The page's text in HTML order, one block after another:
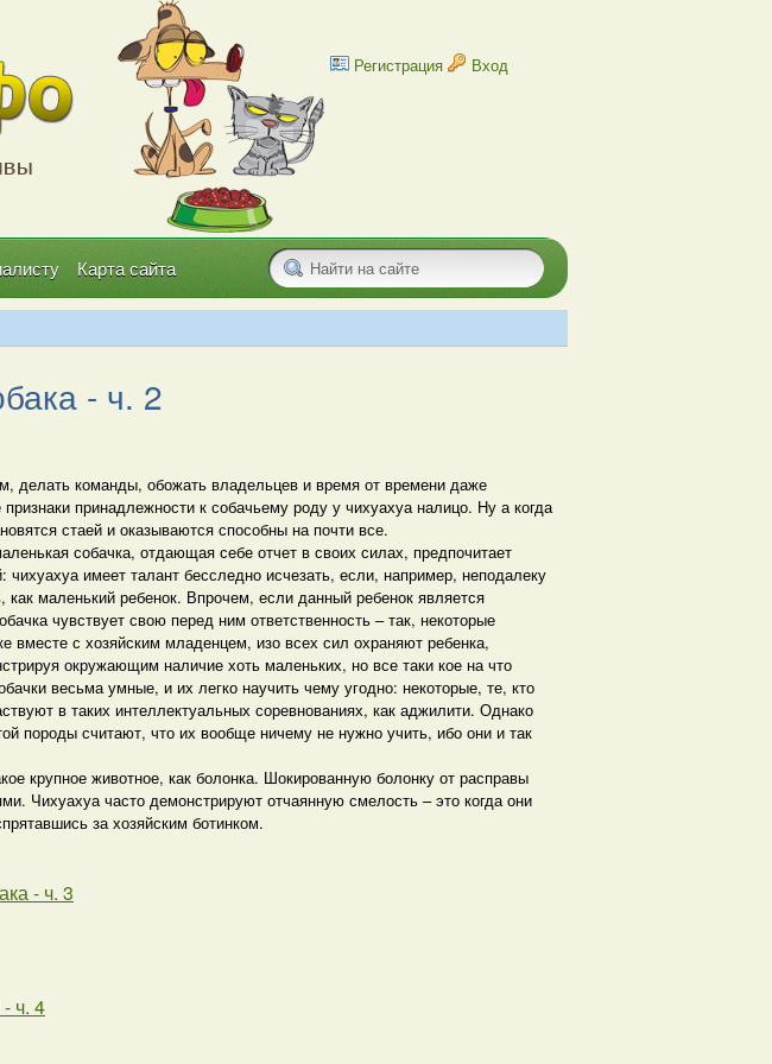
Регистрация Вход
Карта сайта
- ч. 2
делать команды, обожать владельцев и время от времени даже
принадлежности к собачьему роду у чихуахуа налицо. Ну а когда
стаей и оказываются способны на почти все.
собачка, отдающая себе отчет в своих силах, предпочитает
имеет талант бесследно исчезать, если, например, неподалеку
как маленький ребенок. Впрочем, если данный ребенок является
чувствует свою перед ним ответственность – так, некоторые
вместе с хозяйским младенцем, изо всех сил охраняют ребенка,
окружающим наличие хоть маленьких, но все таки кое на что
весьма умные, и их легко научить чему угодно: некоторые, те, кто
в таких интеллектуальных соревнованиях, как аджилити. Однако
породы считают, что их вообще ничему не нужно учить, ибо они и так
крупное животное, как болонка. Шокированную болонку от расправы
Чихуахуа часто демонстрируют отчаянную смелость – это когда они
за хозяйским ботинком.
- ч. 3
ч. 4